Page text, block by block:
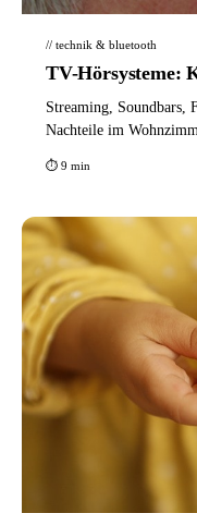
// technik & bluetooth
TV-Hörsysteme:
Streaming,
Nachteile im
⏱ 9 min